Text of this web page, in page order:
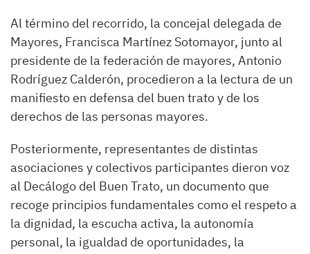
Al término del recorrido, la concejal delegada de
Mayores, Francisca Martínez Sotomayor, junto al
presidente de la federación de mayores, Antonio
Rodríguez Calderón, procedieron a la lectura de un
manifiesto en defensa del buen trato y de los
derechos de las personas mayores.
Posteriormente, representantes de distintas
asociaciones y colectivos participantes dieron voz
al Decálogo del Buen Trato, un documento que
recoge principios fundamentales como el respeto a
la dignidad, la escucha activa, la autonomía
personal, la igualdad de oportunidades, la